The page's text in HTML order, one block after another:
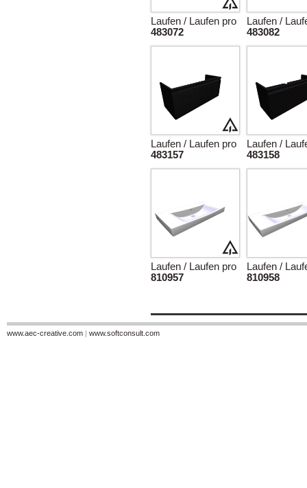
Laufen / Laufen pro
483072
Laufen /
483082
Laufen / Laufen pro
483157
Laufen /
483158
Laufen / Laufen pro
810957
Laufen /
810958
www.aec-creative.com | www.softconsult.com